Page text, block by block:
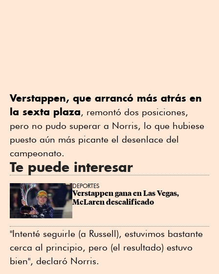
Verstappen, que arrancó más atrás en
la sexta plaza, remontó dos posiciones,
pero no pudo superar a Norris, lo que hubiese
puesto aún más picante el desenlace del
campeonato.
Te puede interesar
DEPORTES
Verstappen gana en Las Vegas,
McLaren descalificado
"Intenté seguirle (a Russell), estuvimos bastante
cerca al principio, pero (el resultado) estuvo
bien", declaró Norris.